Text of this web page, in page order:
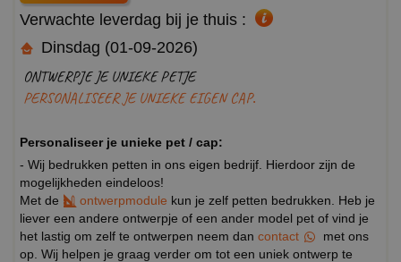
Verwachte leverdag bij je thuis :
Dinsdag (01-09-2026)
ONTWERPJE JE UNIEKE PETJE
PERSONALISEER JE UNIEKE EIGEN CAP.
Personaliseer je unieke pet / cap:
- Wij bedrukken petten in ons eigen bedrijf. Hierdoor zijn de
mogelijkheden eindeloos!
Met de
ontwerpmodule kun je zelf petten bedrukken. Heb je
liever een andere ontwerpje of een ander model pet of vind je
het lastig om zelf te ontwerpen neem dan contact
met ons
op. Wij helpen je graag verder om tot een uniek ontwerp te